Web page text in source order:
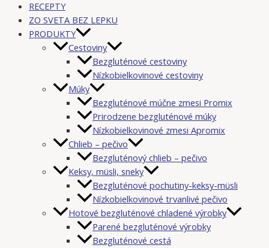
RECEPTY
ZO SVETA BEZ LEPKU
PRODUKTY
Cestoviny
Bezgluténové cestoviny
Nízkobielkovinové cestoviny
Múky
Bezgluténové múčne zmesi Promix
Prirodzene bezgluténové múky
Nízkobielkovinové zmesi Apromix
Chlieb – pečivo
Bezgluténový chlieb – pečivo
Keksy, müsli, sneky
Bezgluténové pochutiny-keksy-müsli
Nízkobielkovinové trvanlivé pečivo
Hotové bezgluténové chladené výrobky
Parené bezgluténové výrobky
Bezgluténové cestá